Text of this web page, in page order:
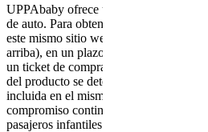
UPPAbaby ofrece una Garantía
de auto. Para obtenerla, los clientes
este mismo sitio web (elegir el apartado
arriba), en un plazo de tres meses
un ticket de compra válido de un
del producto se determina en función
incluida en el mismo. La Garantía
compromiso continuo de UPPAbaby
pasajeros infantiles.